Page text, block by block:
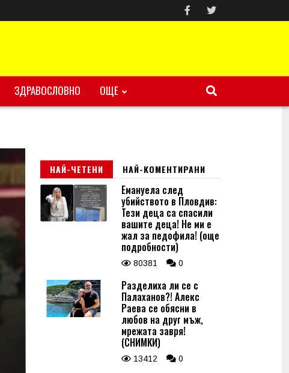
ЗДРАВОСЛОВНО ОЩЕ
НАЙ-ЧЕТЕНИ НАЙ-КОМЕНТИРАНИ
Емануела след
убийството в Пловдив:
Тези деца са спасили
вашите деца! Не ми е
жал за педофила! (още
подробности)
80381 0
Разделиха ли се с
Палаханов?! Алекс
Раева се обясни в
любов на друг мъж,
мрежата завря!
(СНИМКИ)
13412 0